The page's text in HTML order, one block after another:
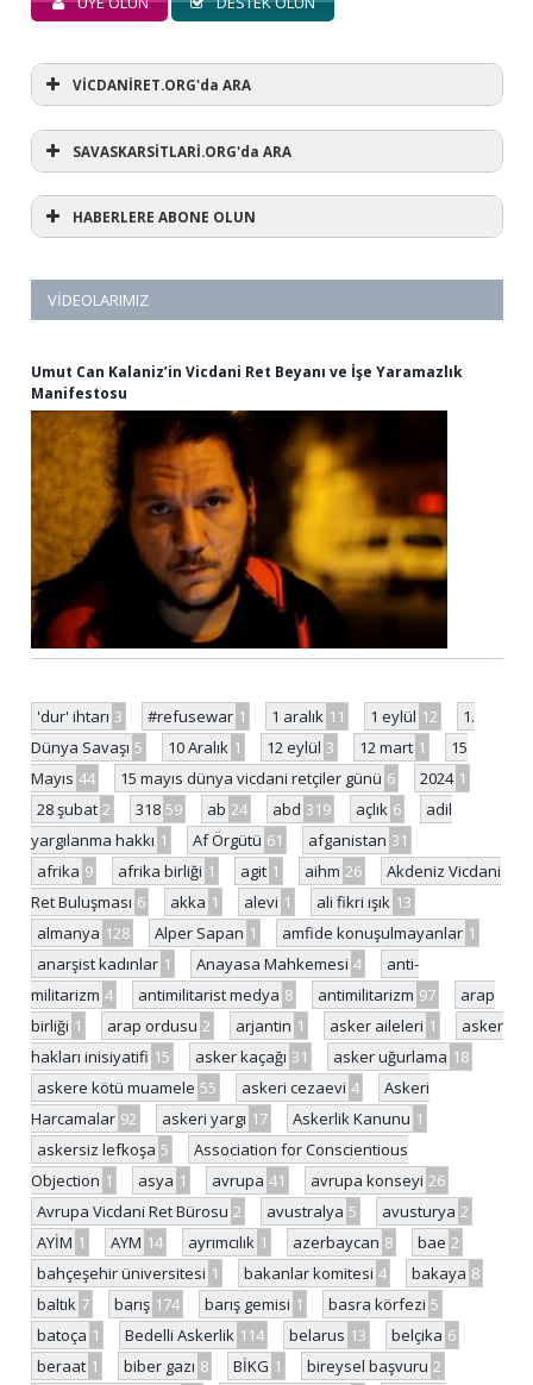
VİCDANİRET.ORG'da ARA
SAVASKARSİTLARİ.ORG'da ARA
HABERLERE ABONE OLUN
VIDEOLARIMIZ
Umut Can Kalaniz’in Vicdani Ret Beyanı ve İşe Yaramazlık
Manifestosu
'dur' ihtarı 3 #refusewar 1 1 aralık 11 1 eylül 12
1.
Dünya Savaşı 5 10 Aralık 1 12 eylül 3 12 mart 1
15
Mayıs 44 15 mayıs dünya vicdani retçiler günü 6 2024 1
28 şubat 2 318 59 ab 24 abd 319 açlık 6
adil
yargılanma hakkı 1 Af Örgütü 61 afganistan 31
afrika 9 afrika birliği 1 agit 1 aihm 26
Akdeniz Vicdani
Ret Buluşması 6 akka 1 alevi 1 ali fikri ışık 13
almanya 128 Alper Sapan 1 amfide konuşulmayanlar 1
anarşist kadınlar 1 Anayasa Mahkemesi 4
anti-
militarizm 4 antimilitarist medya 8 antimilitarizm 97
arap
birliği 1 arap ordusu 2 arjantin 1 asker aileleri 1
asker
hakları inisiyatifi 15 asker kaçağı 31 asker uğurlama 18
askere kötü muamele 55 askeri cezaevi 4
Askeri
Harcamalar 92 askeri yargı 17 Askerlik Kanunu 1
askersiz lefkoşa 5
Association for Conscientious
Objection 1 asya 1 avrupa 41 avrupa konseyi 26
Avrupa Vicdani Ret Bürosu 2 avustralya 5 avusturya 2
AYİM 1 AYM 14 ayrımcılık 1 azerbaycan 8 bae 2
bahçeşehir üniversitesi 1 bakanlar komitesi 4 bakaya 8
baltık 7 barış 174 barış gemisi 1 basra körfezi 5
batoça 1 Bedelli Askerlik 114 belarus 13 belçika 6
beraat 1 biber gazı 8 BİKG 1 bireysel başvuru 2